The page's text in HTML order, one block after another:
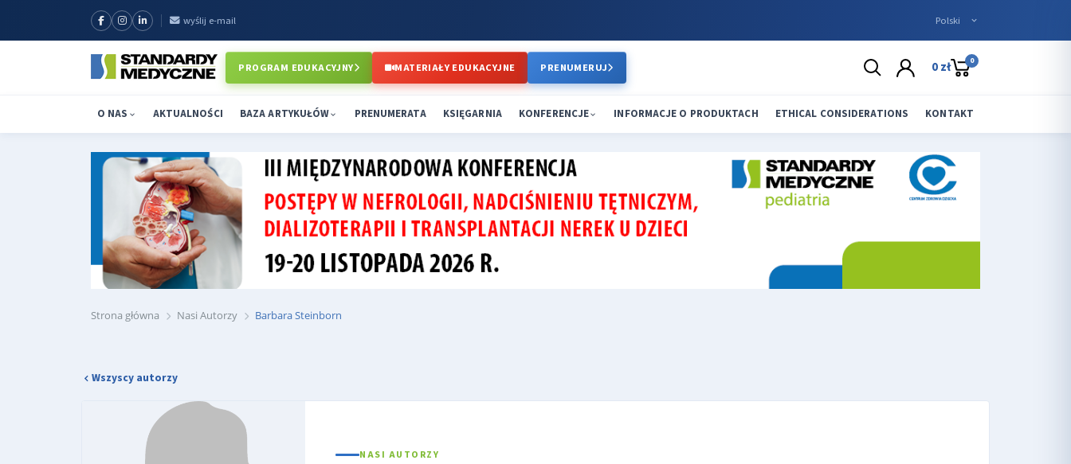
wyślij e-mail
PROGRAM EDUKACYJNY MATERIAŁY EDUKACYJNE PRENUMERUJ 0 zł 0
O NAS AKTUALNOŚCI BAZA ARTYKUŁÓW PRENUMERATA KSIĘGARNIA KONFERENCJE INFORMACJE O PRODUKTACH ETHICAL CONSIDERATIONS KONTAKT
Strona główna Nasi Autorzy Barbara Steinborn
Wszyscy autorzy
NASI AUTORZY